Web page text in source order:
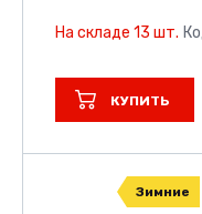
На складе 13 шт.
КУПИТЬ
Зимние